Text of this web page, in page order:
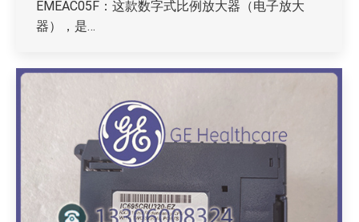
EMEAC05F：这款数字式比例放大器（电子放大
器），是…